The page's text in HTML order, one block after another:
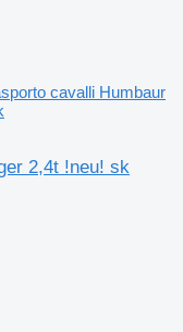
cavalli Humbaur
2,4t !neu! sk